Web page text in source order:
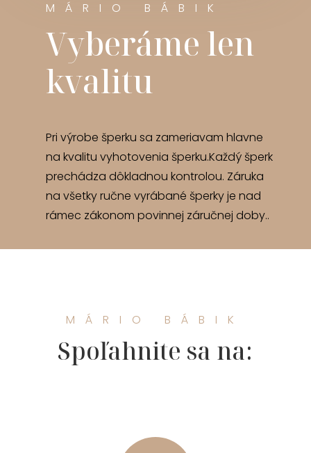
MÁRIO BÁBIK
Vyberáme len
kvalitu
Pri výrobe šperku sa zameriavam hlavne
na kvalitu vyhotovenia šperku.Každý šperk
prechádza dôkladnou kontrolou. Záruka
na všetky ručne vyrábané šperky je nad
rámec zákonom povinnej záručnej doby..
MÁRIO BÁBIK
Spoľahnite sa na: